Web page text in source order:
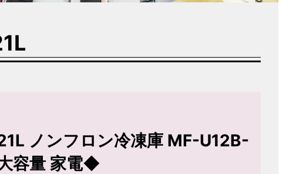
ノンフロン冷凍庫 MF-U12B-
容量 家電◆